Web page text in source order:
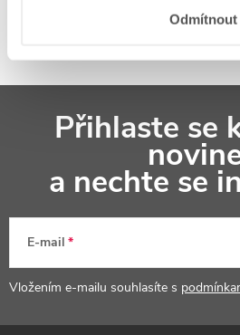
Odmítnout
a
Přihlaste se
a nechte se
E-mail
Vložením e-mailu souhlasíte s